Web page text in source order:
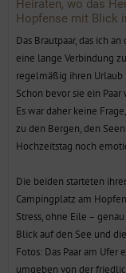
Das Brautpaar, das ich
eine lange Verbindung
regelmäßig ihren Urlaub
Schon bevor sie ein
Es war daher keine
zu den Bergen, den
Hochzeitstag noch
Campingplatz am
Stress, ohne Eile –
Blick auf den See und
Fotos: Das Paar am Ufer
umgeben von der
Beginn eines so